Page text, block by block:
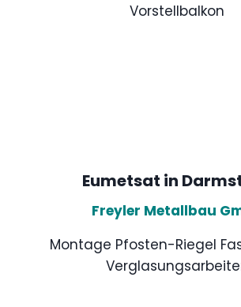
Vorstellbalkon
Eumetsat in
Freyler Metallbau
Montage Pfosten-Riegel